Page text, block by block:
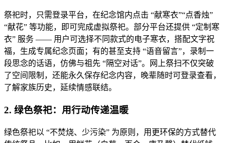
祭祀时，只需登录平台，在纪念馆内点击 “献寒衣”“点香烛”
“献花” 等功能，即可完成虚拟祭祀。部分平台还提供 “定制寒
衣” 服务 —— 用户可选择不同款式的电子寒衣，搭配文字祝
福，生成专属纪念页面；有的甚至支持 “语音留言”，录制一
段思念的话语，仿佛与祖先 “隔空对话”。网上祭扫不仅突破
了空间限制，还能永久保存纪念内容，晚辈随时可登录查看，
了解家族历史，延续情感联结。
2. 绿色祭祀：用行动传递温暖
绿色祭祀以 “不焚烧、少污染” 为原则，用更环保的方式替代